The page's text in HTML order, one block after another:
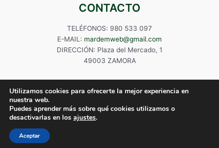
CONTACTO
TELÉFONOS: 980 533 097
E-MAIL: mardemweb@gmail.com
DIRECCIÓN: Plaza del Mercado, 1
49003 ZAMORA
Copyright © 2024 Mardem
Utilizamos cookies para ofrecerte la mejor experiencia en
nuestra web.
Puedes aprender más sobre qué cookies utilizamos o
desactivarlas en los ajustes.
Aceptar